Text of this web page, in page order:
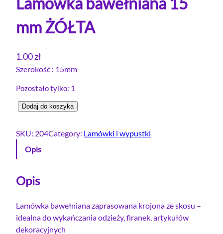
mm ŻÓŁTA
1.00zł
Szerokość : 15mm
Pozostało tylko: 1
o
ś
a
ó
w
k
Dodaj do koszyka
SKU: 204Category: Lamówki i wypustki
Opis
Opis
Lamówka bawełniana zaprasowana krojona ze skosu –
idealna do wykańczania odzieży, firanek, artykułów
dekoracyjnych